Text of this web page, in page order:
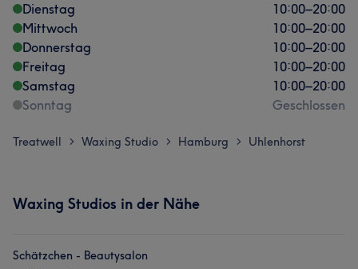
Dienstag
10:00–20:00
Mittwoch
10:00–20:00
Donnerstag
10:00–20:00
Freitag
10:00–20:00
Samstag
10:00–20:00
Sonntag
Geschlossen
Treatwell > Waxing Studio > Hamburg > Uhlenhorst
Waxing Studios in der Nähe
Schätzchen - Beautysalon